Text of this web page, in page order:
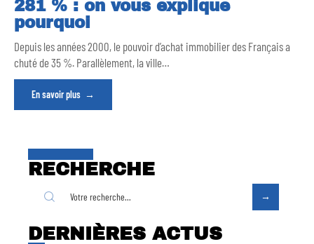
281 % : on vous explique
pourquoi
Depuis les années 2000, le pouvoir d’achat immobilier des Français a
chuté de 35 %. Parallèlement, la ville…
En savoir plus
RECHERCHE
DERNIÈRES ACTUS